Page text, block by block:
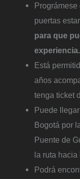
puertas
para que
experiencia.
Está
años
tenga ticket
Puede
Bogotá por
Puente de
la ruta hacia
Podrá